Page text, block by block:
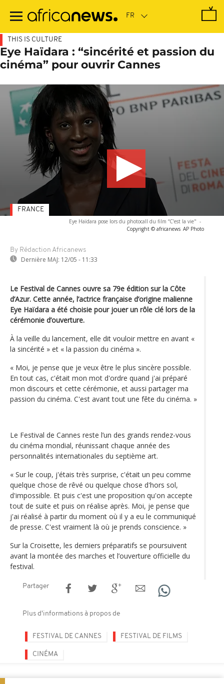
contenu
THIS IS CULTURE
Eye Haïdara : “sincérité et passion du
cinéma” pour ouvrir Cannes
Eye Haïdara pose lors du photocall du film “C’est la vie" -
Copyright © africanews AP Photo
By Rédaction Africanews
Dernière MAJ: 12/05 - 11:33
FRANCE
Le Festival de Cannes ouvre sa 79e édition sur la Côte
d’Azur. Cette année, l’actrice française d’origine malienne
Eye Haïdara a été choisie pour jouer un rôle clé lors de la
cérémonie d’ouverture.
À la veille du lancement, elle dit vouloir mettre en avant «
la sincérité » et « la passion du cinéma ».
« Moi, je pense que je veux être le plus sincère possible.
En tout cas, c'était mon mot d'ordre quand j'ai préparé
mon discours et cette cérémonie, et aussi partager ma
passion du cinéma. C'est avant tout une fête du cinéma. »
Le Festival de Cannes reste l’un des grands rendez-vous
du cinéma mondial, réunissant chaque année des
personnalités internationales du septième art.
« Sur le coup, j'étais très surprise, c'était un peu comme
quelque chose de rêvé ou quelque chose d'hors sol,
d'impossible. Et puis c'est une proposition qu'on accepte
tout de suite et puis on réalise après. Moi, je pense que
j'ai réalisé à partir du moment où il y a eu le communiqué
de presse. C'est vraiment là où je prends conscience. »
Sur la Croisette, les derniers préparatifs se poursuivent
avant la montée des marches et l’ouverture officielle du
festival.
Partager
Plus d'informations à propos de
FESTIVAL DE CANNES FESTIVAL DE FILMS
CINÉMA